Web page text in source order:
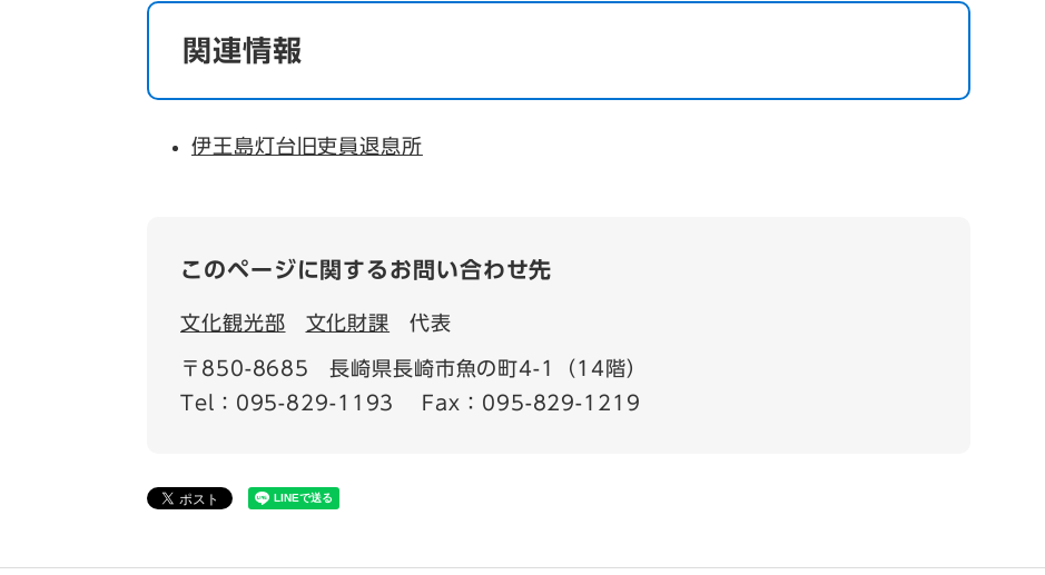
関連情報
伊王島灯台旧吏員退息所
このページに関するお問い合わせ先
文化観光部 文化財課 代表
〒850-8685
長崎県長崎市魚の町4-1（14階）
Tel：095-829-1193
Fax：095-829-1219